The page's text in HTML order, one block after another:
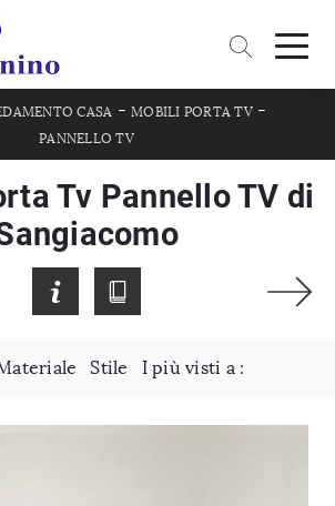
CASA -MOBILI PORTA TV -
PANNELLO TV
Tv Pannello TV di
Stile I più visti a :